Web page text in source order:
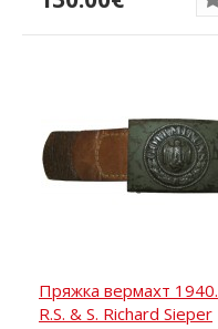
Пряжка вермахт 1940.
R.S. & S. Richard Sieper